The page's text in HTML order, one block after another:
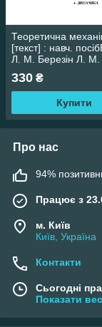
Теоретична
[текст] : навч.
Л. М. Березін Л. М.
330 ₴
Купити
Про нас
94%
Працює з
м. Київ
Київ, Україна
Контакти
Сьогодні
Показати